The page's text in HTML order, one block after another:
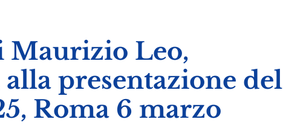
Maurizio Leo,
presentazione del
Roma 6 marzo